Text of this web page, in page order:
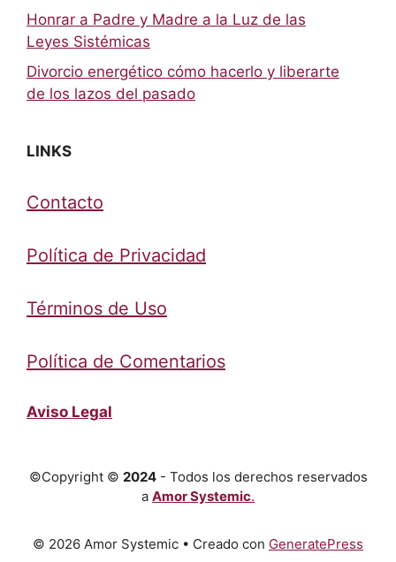
Honrar a Padre y Madre a la Luz de las
Leyes Sistémicas
Divorcio energético cómo hacerlo y liberarte
de los lazos del pasado
LINKS
Contacto
Política de Privacidad
Términos de Uso
Política de Comentarios
Aviso Legal
©Copyright © 2024- Todos los derechos reservados
a Amor Systemic.
© 2026 Amor Systemic • Creado con GeneratePress